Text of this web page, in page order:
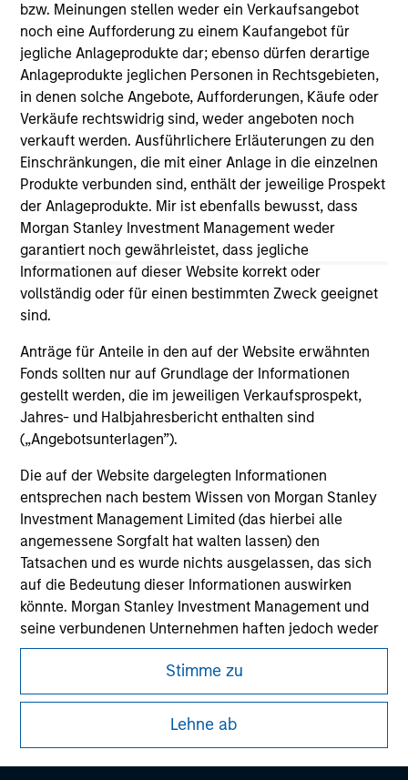
bzw. Meinungen stellen weder ein Verkaufsangebot
noch eine Aufforderung zu einem Kaufangebot für
jegliche Anlageprodukte dar; ebenso dürfen derartige
Anlageprodukte jeglichen Personen in Rechtsgebieten,
in denen solche Angebote, Aufforderungen, Käufe oder
Verkäufe rechtswidrig sind, weder angeboten noch
verkauft werden. Ausführlichere Erläuterungen zu den
Einschränkungen, die mit einer Anlage in die einzelnen
Produkte verbunden sind, enthält der jeweilige Prospekt
der Anlageprodukte. Mir ist ebenfalls bewusst, dass
Morgan Stanley Investment Management weder
garantiert noch gewährleistet, dass jegliche
Informationen auf dieser Website korrekt oder
vollständig oder für einen bestimmten Zweck geeignet
sind.
Anträge für Anteile in den auf der Website erwähnten
Fonds sollten nur auf Grundlage der Informationen
gestellt werden, die im jeweiligen Verkaufsprospekt,
Jahres- und Halbjahresbericht enthalten sind
(„Angebotsunterlagen”).
Die auf der Website dargelegten Informationen
entsprechen nach bestem Wissen von Morgan Stanley
Investment Management Limited (das hierbei alle
angemessene Sorgfalt hat walten lassen) den
Tatsachen und es wurde nichts ausgelassen, das sich
auf die Bedeutung dieser Informationen auswirken
könnte. Morgan Stanley Investment Management und
seine verbundenen Unternehmen haften jedoch weder
für die Richtigkeit dieser Informationen noch für Fehler
oder Auslassungen durch Dritte.
Um die Nutzung von Anlagefonds für Geldwäsche zu
verhindern, gelten für im Finanzsektor tätige Personen
besondere Verpflichtungen. Vor diesem Hintergrund ist
Stimme zu
Lehne ab
As of July 25, 2025. The above is provided for informational
and educational purposes only. There is no guarantee that
the investment mentioned resulted in positive performance
(for realized holdings), or will perform well in the future (for
current holdings). The trademarks and service marks above
are the property of their respective owners. The information
on this website has not been authorized, sponsored, or
otherwise approved by such owners. By clicking on any
links shown here, you agree that you are navigating to a
third party site. We are providing these hyperlinks to you
only as a convenience and the inclusion of any hyperlink is
not and does not imply any endorsement, approval,
investigation, verification or monitoring by us of any
information contained in any hyperlinked site. In no event
shall we be responsible for the information contained on
Morgan Stanley
Morgan Stanley Careers
Dieses Dokument ist ein Marketingdokument.